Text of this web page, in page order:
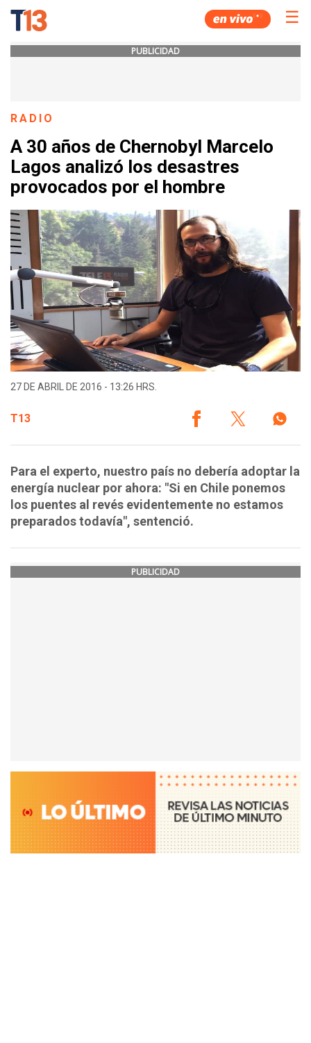
☰
PUBLICIDAD
RADIO
A 30 años de Chernobyl Marcelo
Lagos analizó los desastres
provocados por el hombre
27 DE ABRIL DE 2016 - 13:26 HRS.
T13
Para el experto, nuestro país no debería adoptar la
energía nuclear por ahora: "Si en Chile ponemos
los puentes al revés evidentemente no estamos
preparados todavía", sentenció.
PUBLICIDAD